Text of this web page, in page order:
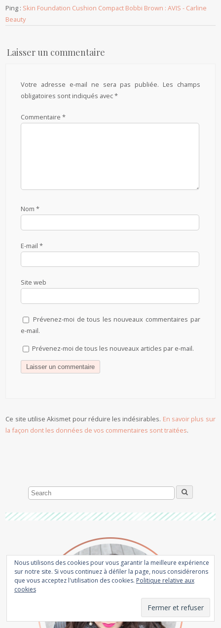
Ping : Skin Foundation Cushion Compact Bobbi Brown : AVIS - Carline
Beauty
Laisser un commentaire
Votre adresse e-mail ne sera pas publiée. Les champs
obligatoires sont indiqués avec*
Commentaire*
Nom*
E-mail*
Site web
Prévenez-moi de tous les nouveaux commentaires par
e-mail.
Prévenez-moi de tous les nouveaux articles par e-mail.
Ce site utilise Akismet pour réduire les indésirables. En savoir plus sur
la façon dont les données de vos commentaires sont traitées.
Nous utilisons des cookies pour vous garantir la meilleure expérience
sur notre site. Si vous continuez à défiler la page, nous considérerons
que vous acceptez l'utilisation des cookies. Politique relative aux
cookies